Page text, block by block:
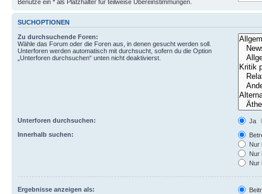
Benutze ein * als Platzhalter für teilweise Übereinstimmungen.
SUCHOPTIONEN
Zu durchsuchende Foren:
Wähle das Forum oder die Foren aus, in denen gesucht werden soll.
Unterforen werden automatisch mit durchsucht, sofern du die Option
„Unterforen durchsuchen“ unten nicht deaktivierst.
Unterforen durchsuchen:
Ja
Innerhalb suchen:
Nur
Nur
Nur
Ergebnisse anzeigen als: